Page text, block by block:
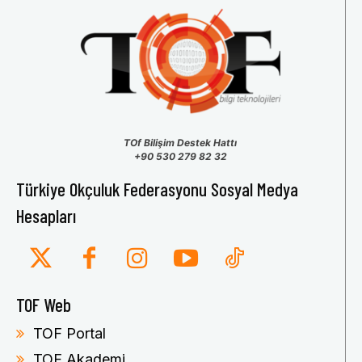
TOf Bilişim Destek Hattı
+90 530 279 82 32
Türkiye Okçuluk Federasyonu Sosyal Medya
Hesapları
TOF Web
TOF Portal